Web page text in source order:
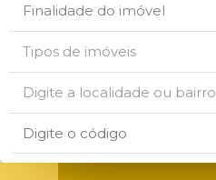
Finalidade do imóvel
Tipos de imóveis
Digite a localidade ou bairro